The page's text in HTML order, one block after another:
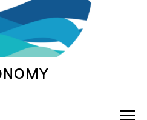
메뉴